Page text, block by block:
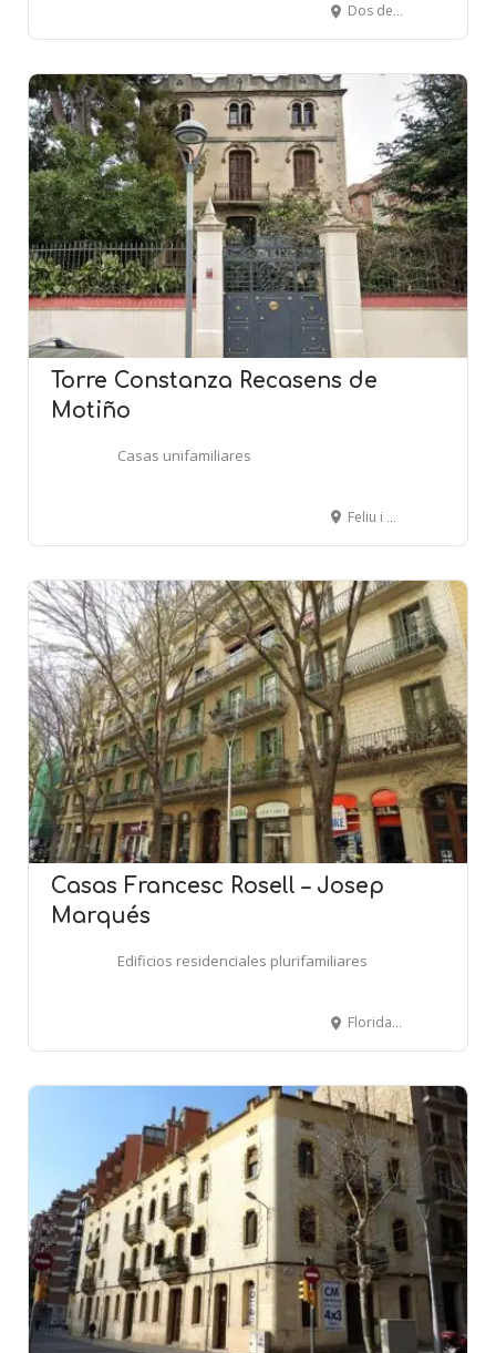
Dos de Maig, 265 - BARCELONA
Torre Constanza Recasens de
Motiño
Casas unifamiliares
Feliu i Codina, 72 - Congrés, 23 - BARCELONA
Casas Francesc Rosell – Josep
Marqués
Edificios residenciales plurifamiliares
Floridablanca, 110-112-114 - BARCELONA